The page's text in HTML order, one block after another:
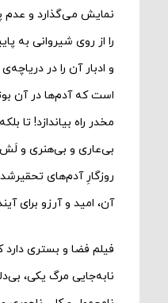
نمایش می‌گذارد و عدم
را از روی شیروانی به
و ادبار آن را در
است که آدم‌ها در آن
مخدر ‌راه بیاندازد!
بی‌عاری و بی‌هنری و
روزگارِ آدم‌های
آن‌، امید و آرزو برای
فیلم فضا و بستری دارد
نابه‌جایی مرگ یکی،